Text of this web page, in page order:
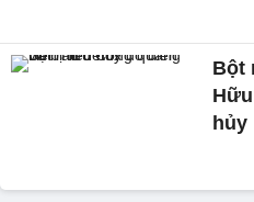
Bột
hủy